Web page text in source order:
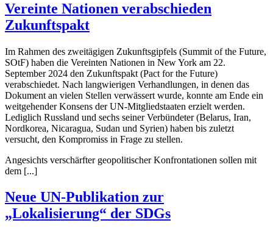
Vereinte Nationen verabschieden
Zukunftspakt
Im Rahmen des zweitägigen Zukunftsgipfels (Summit of the Future,
SOtF) haben die Vereinten Nationen in New York am 22.
September 2024 den Zukunftspakt (Pact for the Future)
verabschiedet. Nach langwierigen Verhandlungen, in denen das
Dokument an vielen Stellen verwässert wurde, konnte am Ende ein
weitgehender Konsens der UN-Mitgliedstaaten erzielt werden.
Lediglich Russland und sechs seiner Verbündeter (Belarus, Iran,
Nordkorea, Nicaragua, Sudan und Syrien) haben bis zuletzt
versucht, den Kompromiss in Frage zu stellen.
Angesichts verschärfter geopolitischer Konfrontationen sollen mit
dem [...]
Neue UN-Publikation zur
„Lokalisierung“ der SDGs